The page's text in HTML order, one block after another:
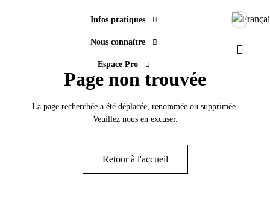
Infos pratiques
Nous connaître
Espace Pro
Page non trouvée
La page recherchée a été déplacée, renommée ou supprimée.
Veuillez nous en excuser.
Retour à l'accueil